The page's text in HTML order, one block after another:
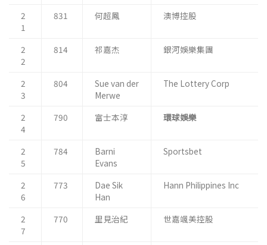
2
1
831 何超鳳 澳博控股
2
2
814 祁嘉杰 銀河娛樂集團
2
3
804
Sue van der
Merwe
The Lottery Corp
2
4
790 富士本淳 環球娛樂
2
5
784
Barni
Evans
Sportsbet
2
6
773
Dae Sik
Han
Hann Philippines Inc
2
7
770 里見治紀 世嘉颯美控股